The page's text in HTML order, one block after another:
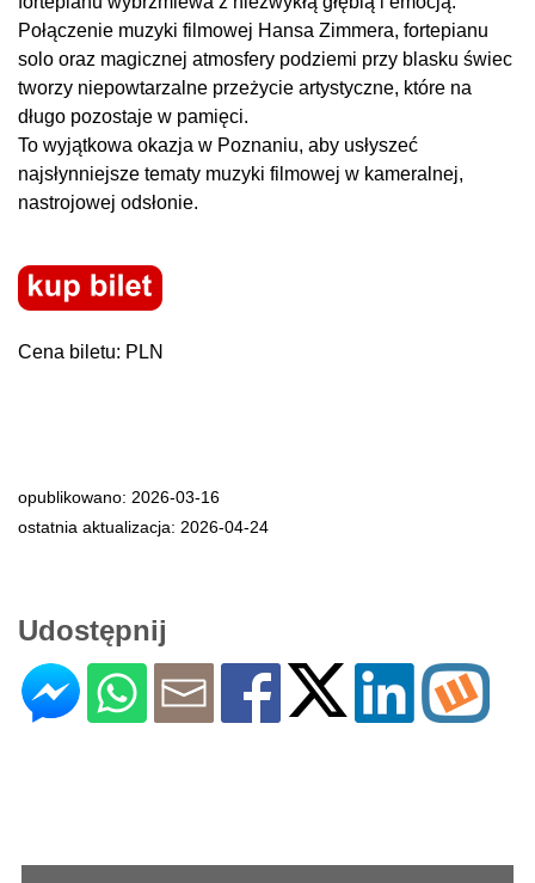
Połączenie muzyki filmowej Hansa Zimmera, fortepianu
solo oraz magicznej atmosfery podziemi przy blasku świec
tworzy niepowtarzalne przeżycie artystyczne, które na
długo pozostaje w pamięci.
To wyjątkowa okazja w Poznaniu, aby usłyszeć
najsłynniejsze tematy muzyki filmowej w kameralnej,
nastrojowej odsłonie.
Cena biletu: PLN
opublikowano: 2026-03-16
ostatnia aktualizacja: 2026-04-24
Udostępnij